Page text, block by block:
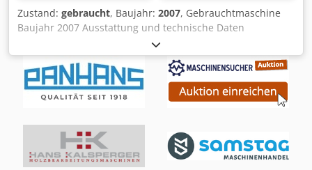
Zustand: gebraucht, Baujahr: 2007, Gebrauchtmaschine
Baujahr 2007 Ausstattung und technische Daten
Schnittlänge: 5300 mm Dedpfjzk N S Ijx Agpokr
Schnitthöhe: 2200 mm (Besäumhöhe 2110 mm)
Schnitttiefe: max. 60 mm Absaugung: - Sägeaggregat 120
mm - Gestellende 100 mm Werkstückauflage: - Stabile
Kunststoffauflage für optimalen Stand auch für schmale
schräglaufende Schlitze. Hubrollenrransportsystem:
Manuell für leichten und materialschonenden Transport
Rastung: Manuell, vertikal und horizontal Vorschub: